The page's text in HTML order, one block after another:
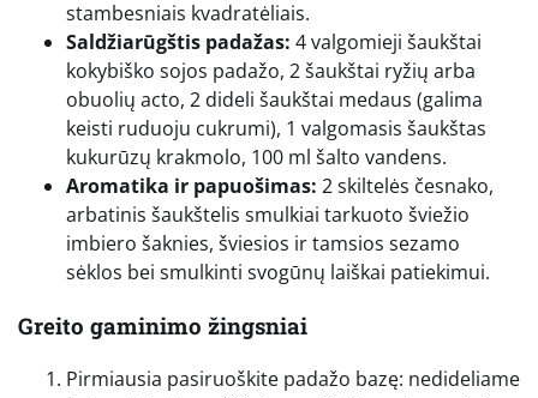
stambesniais kvadratėliais.
Saldžiarūgštis padažas: 4 valgomieji šaukštai
kokybiško sojos padažo, 2 šaukštai ryžių arba
obuolių acto, 2 dideli šaukštai medaus (galima
keisti ruduoju cukrumi), 1 valgomasis šaukštas
kukurūzų krakmolo, 100 ml šalto vandens.
Aromatika ir papuošimas: 2 skiltelės česnako,
arbatinis šaukštelis smulkiai tarkuoto šviežio
imbiero šaknies, šviesios ir tamsios sezamo
sėklos bei smulkinti svogūnų laiškai patiekimui.
Greito gaminimo žingsniai
Pirmiausia pasiruoškite padažo bazę: nedideliame